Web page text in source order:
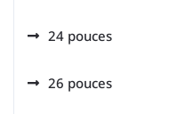
24 pouces
26 pouces